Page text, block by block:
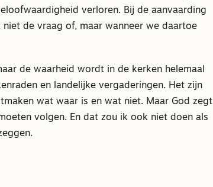
verloren. Bij de aanvaarding
de vraag of, maar wanneer we daartoe
de waarheid wordt in de kerken helemaal
en landelijke vergaderingen. Het zijn
wat waar is en wat niet. Maar God zegt
volgen. En dat zou ik ook niet doen als